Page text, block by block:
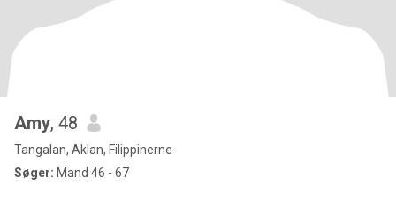
Amy, 48
Tangalan, Aklan, Filippinerne
Søger: Mand 46 - 67